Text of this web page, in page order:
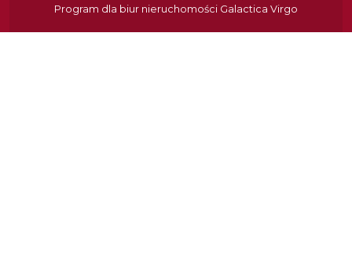
Program dla biur nieruchomości Galactica Virgo